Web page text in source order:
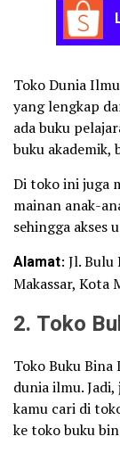
Toko Dunia
yang lengkap
ada buku
buku akademik,
Di toko ini juga
mainan anak-
sehingga akses
Alamat: Jl. Bulu
Makassar, Kota
2. Toko
Toko Buku
dunia ilmu.
kamu cari di
ke toko buku